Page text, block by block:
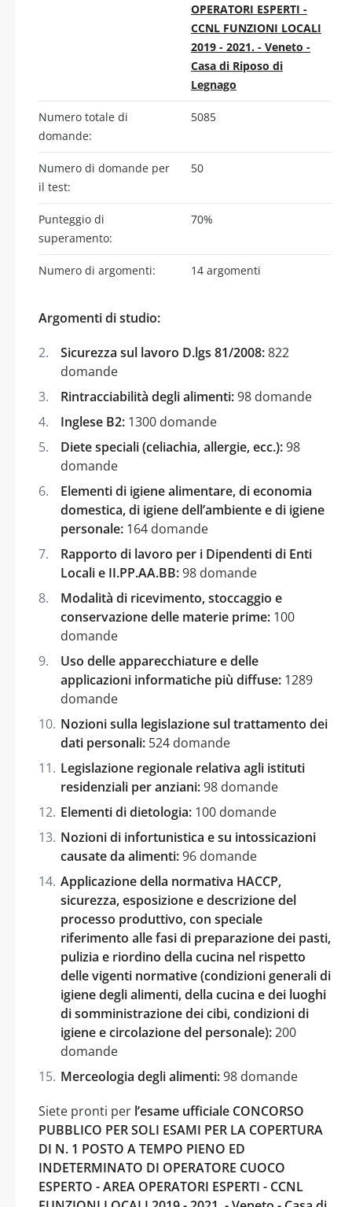
OPERATORI ESPERTI -
CCNL FUNZIONI LOCALI
2019 - 2021. - Veneto -
Casa di Riposo di
Legnago
Numero totale di
domande:
5085
Numero di domande per
il test:
50
Punteggio di
superamento:
70%
Numero di argomenti: 14 argomenti
Argomenti di studio:
Sicurezza sul lavoro D.lgs 81/2008:822
domande
Rintracciabilità degli alimenti:98 domande
Inglese B2: 1300 domande
Diete speciali (celiachia, allergie, ecc.):98
domande
Elementi di igiene alimentare, di economia
domestica, di igiene dell’ambiente e di igiene
personale: 164 domande
Rapporto di lavoro per i Dipendenti di Enti
Locali e II.PP.AA.BB:98 domande
Modalità di ricevimento, stoccaggio e
conservazione delle materie prime: 100
domande
Uso delle apparecchiature e delle
applicazioni informatiche più diffuse: 1289
domande
Nozioni sulla legislazione sul trattamento dei
dati personali: 524 domande
Legislazione regionale relativa agli istituti
residenziali per anziani:98 domande
Elementi di dietologia: 100 domande
Nozioni di infortunistica e su intossicazioni
causate da alimenti:96 domande
Applicazione della normativa HACCP,
sicurezza, esposizione e descrizione del
processo produttivo, con speciale
riferimento alle fasi di preparazione dei pasti,
pulizia e riordino della cucina nel rispetto
delle vigenti normative (condizioni generali di
igiene degli alimenti, della cucina e dei luoghi
di somministrazione dei cibi, condizioni di
igiene e circolazione del personale):200
domande
Merceologia degli alimenti:98 domande
Siete pronti per l’esame ufficiale CONCORSO
PUBBLICO PER SOLI ESAMI PER LA COPERTURA
DI N. 1 POSTO A TEMPO PIENO ED
INDETERMINATO DI OPERATORE CUOCO
ESPERTO - AREA OPERATORI ESPERTI - CCNL